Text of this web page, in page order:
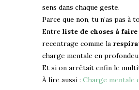
sens dans chaque geste.
Parce que non, tu n’as pas
Entre liste de choses à
recentrage comme la
charge mentale en
Et si on arrêtait enfin le
À lire aussi : Charge mentale